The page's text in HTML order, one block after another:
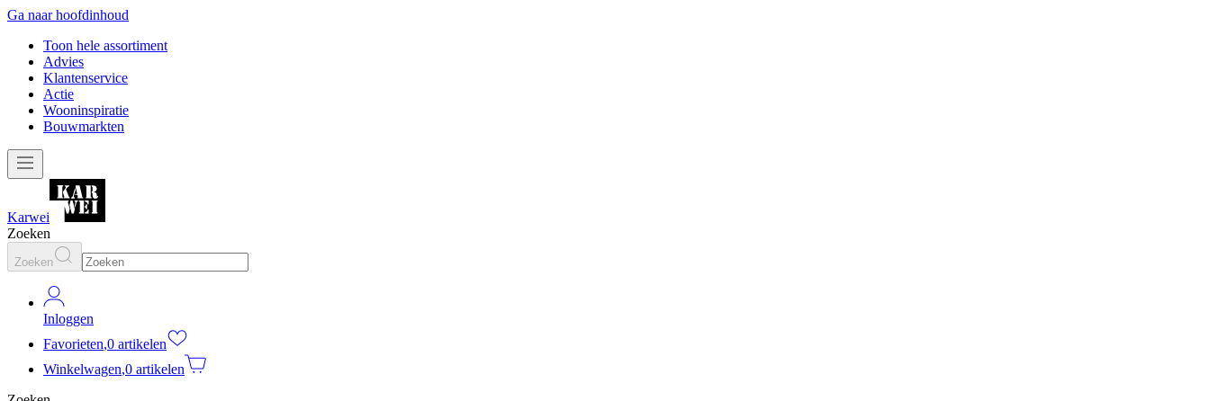
Ga naar hoofdinhoud
Toon hele assortiment
Advies
Klantenservice
Actie
Wooninspiratie
Bouwmarkten
Karwei
Zoeken
Zoeken
Inloggen
Favorieten,0 artikelen
Winkelwagen,0 artikelen